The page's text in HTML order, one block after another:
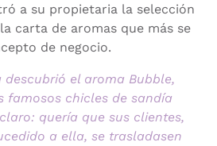
a su propietaria la selección
carta de aromas que más se
de negocio.
descubrió el aroma Bubble,
famosos chicles de sandía
quería que sus clientes,
a ella, se trasladasen